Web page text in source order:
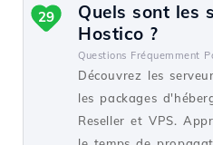
Quels sont les
Hostico ?
Questions Fréquemment
Découvrez les
les packages
Reseller et VPS.
29